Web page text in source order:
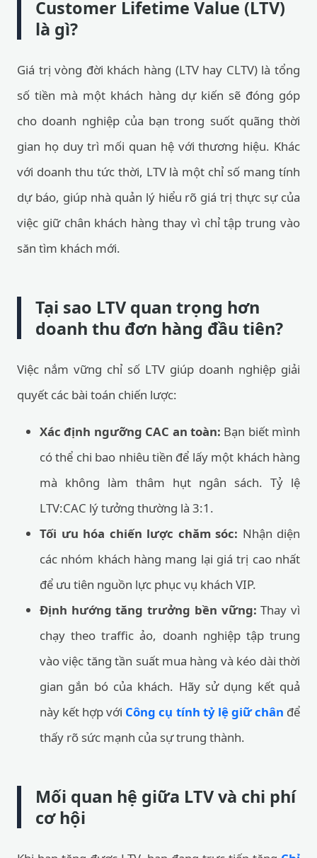
Customer Lifetime Value (LTV)
là gì?
Giá trị vòng đời khách hàng (LTV hay CLTV) là tổng
số tiền mà một khách hàng dự kiến sẽ đóng góp
cho doanh nghiệp của bạn trong suốt quãng thời
gian họ duy trì mối quan hệ với thương hiệu. Khác
với doanh thu tức thời, LTV là một chỉ số mang tính
dự báo, giúp nhà quản lý hiểu rõ giá trị thực sự của
việc giữ chân khách hàng thay vì chỉ tập trung vào
săn tìm khách mới.
Tại sao LTV quan trọng hơn
doanh thu đơn hàng đầu tiên?
Việc nắm vững chỉ số LTV giúp doanh nghiệp giải
quyết các bài toán chiến lược:
Xác định ngưỡng CAC an toàn: Bạn biết mình
có thể chi bao nhiêu tiền để lấy một khách hàng
mà không làm thâm hụt ngân sách. Tỷ lệ
LTV:CAC lý tưởng thường là 3:1.
Tối ưu hóa chiến lược chăm sóc: Nhận diện
các nhóm khách hàng mang lại giá trị cao nhất
để ưu tiên nguồn lực phục vụ khách VIP.
Định hướng tăng trưởng bền vững: Thay vì
chạy theo traffic ảo, doanh nghiệp tập trung
vào việc tăng tần suất mua hàng và kéo dài thời
gian gắn bó của khách. Hãy sử dụng kết quả
này kết hợp với Công cụ tính tỷ lệ giữ chân để
thấy rõ sức mạnh của sự trung thành.
Mối quan hệ giữa LTV và chi phí
cơ hội